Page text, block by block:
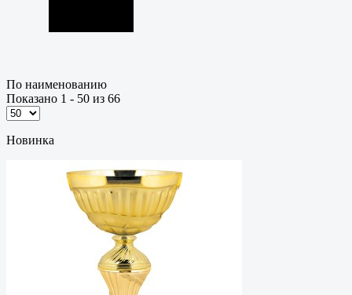
По наименованию
Показано 1 - 50 из 66
Новинка